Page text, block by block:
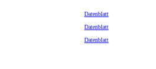
Datenblatt
Datenblatt
Datenblatt